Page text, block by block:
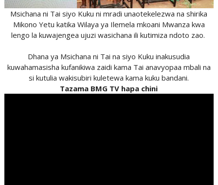
Msichana ni Tai siyo Kuku ni mradi unaotekelezwa na shirika
Mikono Yetu katika Wilaya ya Ilemela mkoani Mwanza kwa
lengo la kuwajengea ujuzi wasichana ili kutimiza ndoto zao.
Dhana ya Msichana ni Tai na siyo Kuku inakusudia
kuwahamasisha kufanikiwa zaidi kama Tai anavyopaa mbali na
si kutulia wakisubiri kuletewa kama kuku bandani.
Tazama BMG TV hapa chini